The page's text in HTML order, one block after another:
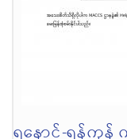
ရနောင်-ရန်ကုန်